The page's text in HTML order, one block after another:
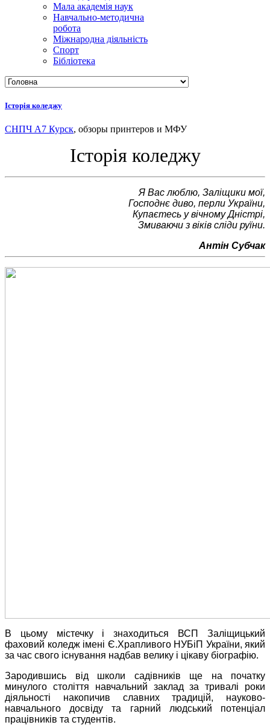
Мала академія наук
Навчально-методична
робота
Міжнародна діяльність
Спорт
Бібліотека
Історія коледжу
СНПЧ А7 Курск, обзоры принтеров и МФУ
Історія коледжу
Я Вас люблю, Заліщики мої,
Господнє диво, перли України,
Купаєтесь у вічному Дністрі,
Змиваючи з віків сліди руїни.
Антін Субчак
В цьому містечку і знаходиться ВСП Заліщицький
фаховий коледж імені Є.Храпливого НУБіП України, який
за час свого існування надбав велику і цікаву біографію.
Зародившись від школи садівників ще на початку
минулого століття навчальний заклад за тривалі роки
діяльності накопичив славних традицій, науково-
навчального досвіду та гарний людський потенціал
працівників та студентів.